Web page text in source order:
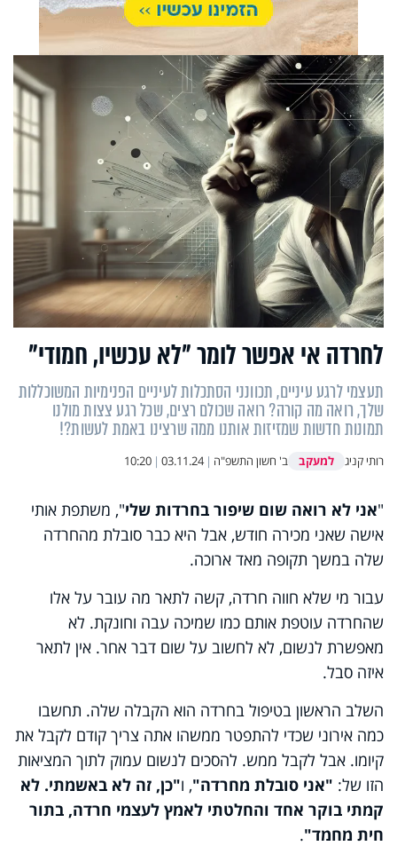
לחרדה אי אפשר לומר "לא עכשיו, חמודי"
תעצמי לרגע עיניים, תכוונני הסתכלות לעיניים הפנימיות המשוכללות
שלך, רואה מה קורה? רואה שכולם רצים, שכל רגע צצות מולנו
תמונות חדשות שמזיזות אותנו ממה שרצינו באמת לעשות?!
רותי קניג למעקב ב' חשון התשפ"ה |
03.11.24
|
10:20
"אני לא רואה שום שיפור בחרדות שלי", משתפת אותי
אישה שאני מכירה חודש, אבל היא כבר סובלת מהחרדה
שלה במשך תקופה מאד ארוכה.
עבור מי שלא חווה חרדה, קשה לתאר מה עובר על אלו
שהחרדה עוטפת אותם כמו שמיכה עבה וחונקת. לא
מאפשרת לנשום, לא לחשוב על שום דבר אחר. אין לתאר
איזה סבל.
השלב הראשון בטיפול בחרדה הוא הקבלה שלה. תחשבו
כמה אירוני שכדי להתפטר ממשהו אתה צריך קודם לקבל את
קיומו. אבל לקבל ממש. להסכים לנשום עמוק לתוך המציאות
הזו של: "אני סובלת מחרדה", ו"כן, זה לא באשמתי. לא
קמתי בוקר אחד והחלטתי לאמץ לעצמי חרדה, בתור
חית מחמד".